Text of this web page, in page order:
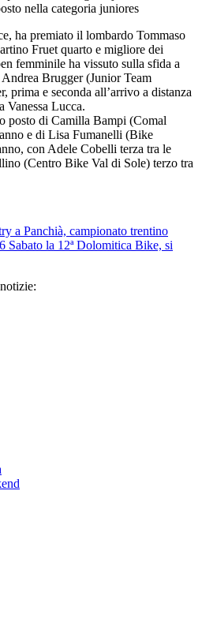
nella categoria juniores
ha premiato il lombardo Tommaso
Fruet quarto e migliore dei
femminile ha vissuto sulla sfida a
Brugger (Junior Team
prima e seconda all’arrivo a distanza
Vanessa Lucca.
posto di Camilla Bampi (Comal
e di Lisa Fumanelli (Bike
con Adele Cobelli terza tra le
(Centro Bike Val di Sole) terzo tra
a Panchià, campionato trentino
Sabato la 12ª Dolomitica Bike, si